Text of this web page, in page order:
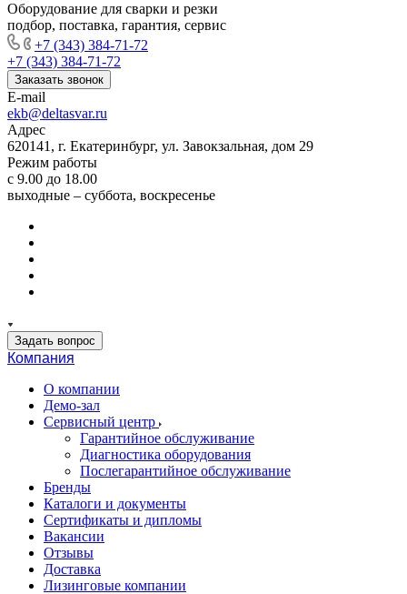
Оборудование для сварки и резки
подбор, поставка, гарантия, сервис
+7 (343) 384-71-72
+7 (343) 384-71-72
Заказать звонок
E-mail
ekb@deltasvar.ru
Адрес
620141, г. Екатеринбург, ул. Завокзальная, дом 29
Режим работы
с 9.00 до 18.00
выходные – суббота, воскресенье
Задать вопрос
Компания
О компании
Демо-зал
Сервисный центр
Гарантийное обслуживание
Диагностика оборудования
Послегарантийное обслуживание
Бренды
Каталоги и документы
Сертификаты и дипломы
Вакансии
Отзывы
Доставка
Лизинговые компании